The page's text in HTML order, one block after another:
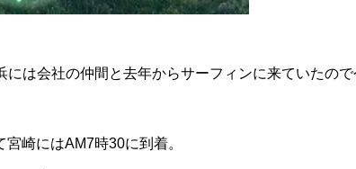
には会社の仲間と去年からサーフィンに来ていたの
崎にはAM7時30に到着。